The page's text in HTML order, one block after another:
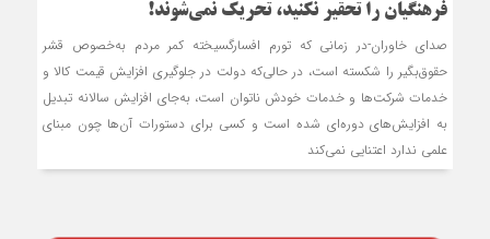
فرهنگیان را تحقیر نکنید، تحریک نمی‌شوند!
صدای خاوران-در زمانی که تورم افسارگسیخته کمر مردم به‌خصوص قشر
حقوق‌بگیر را شکسته است، در حالی‌که دولت در جلوگیری افزایش قیمت کالا و
خدمات شرکت‌ها و خدمات خودش ناتوان است، به‌جای افزایش سالانه تبدیل
به افزایش‌های دوره‌ای شده است و کسی برای دستورات آن‌ها چون مبنای
علمی ندارد اعتنایی نمی‌کند